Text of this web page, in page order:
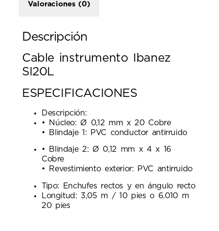
Valoraciones (0)
Descripción
Cable instrumento Ibanez
SI20L
ESPECIFICACIONES
Descripción:
• Núcleo: Ø 0,12 mm x 20 Cobre
• Blindaje 1: PVC conductor antirruido
• Blindaje 2: Ø 0,12 mm x 4 x 16
Cobre
• Revestimiento exterior: PVC antirruido
Tipo: Enchufes rectos y en ángulo recto
Longitud: 3,05 m / 10 pies o 6.010 m
20 pies